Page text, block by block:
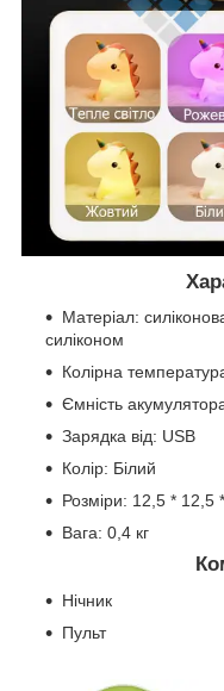
Матеріал:
силіконом
Колірна
Ємність
Зарядка від: USB
Колір: Білий
Розміри: 12,5 * 12,5
Вага: 0,4 кг
Нічник
Пульт